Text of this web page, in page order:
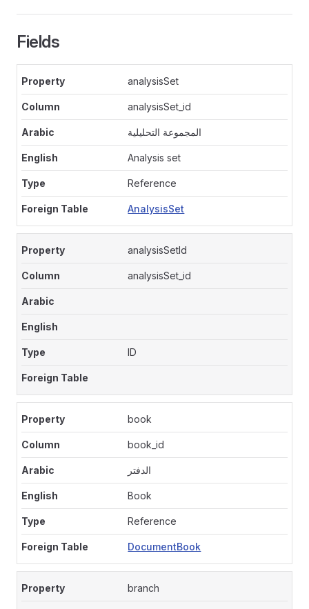
Fields
analysisSet
analysisSet_id
المجموعة التحليلية
Analysis set
Reference
AnalysisSet
analysisSetId
analysisSet_id
ID
book
book_id
الدفتر
Book
Reference
DocumentBook
branch